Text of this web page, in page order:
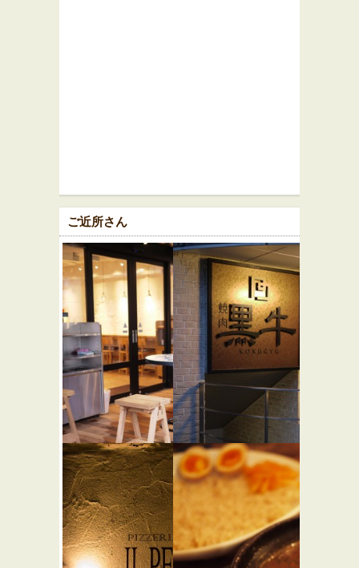
ご近所さん
Bun Cafe
カフェ・喫茶店
★☆☆
焼き肉